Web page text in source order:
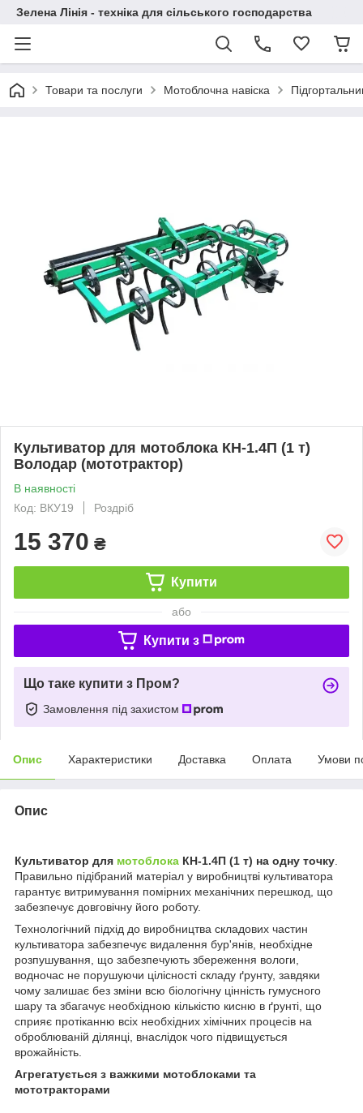
Зелена Лінія - техніка для сільського господарства
Товари та послуги Мотоблочна навіска
Культиватор для мотоблока КН-1.4П (1 т)
Володар (мототрактор)
В наявності
Код: ВКУ19
Роздріб
15 370 ₴
Купити
або
Купити з
Що таке купити з Пром?
Замовлення під захистом
Опис Характеристики Доставка Оплата Умови
Опис
Культиватор для мотоблока КН-1.4П (1 т) на одну точку
Правильно підібраний матеріал у виробництві культиватора
гарантує витримування помірних механічних перешкод, що
забезпечує довговічну його роботу.
Технологічний підхід до виробництва складових частин
культиватора забезпечує видалення бур'янів, необхідне
розпушування, що забезпечують збереження вологи,
водночас не порушуючи цілісності складу ґрунту, завдяки
чому залишає без зміни всю біологічну цінність гумусного
шару та збагачує необхідною кількістю кисню в ґрунті, що
сприяє протіканню всіх необхідних хімічних процесів на
оброблюваній ділянці, внаслідок чого підвищується
врожайність.
Агрегатується з важкими мотоблоками та
мототракторами